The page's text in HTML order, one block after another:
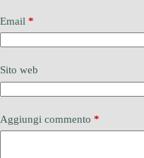
Email *
Sito web
Aggiungi commento *